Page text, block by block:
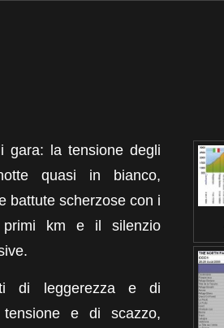
la tensione degli
quasi in bianco,
battute scherzose con i
km e il silenzio
di leggerezza e di
e di scazzo,